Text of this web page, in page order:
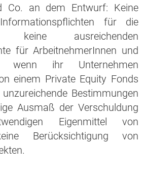
Co. an dem Entwurf: Keine
für die
keine ausreichenden
für ArbeitnehmerInnen und
wenn ihr Unternehmen
einem Private Equity Fonds
Bestimmungen
Ausmaß der Verschuldung
Eigenmittel von
Berücksichtigung von